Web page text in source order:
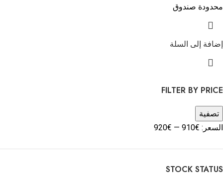
FILTER BY PRICE
تصفية
السعر: €910
—
€920
STOCK STATUS
محدودة صندوق
إضافة إلى السلة